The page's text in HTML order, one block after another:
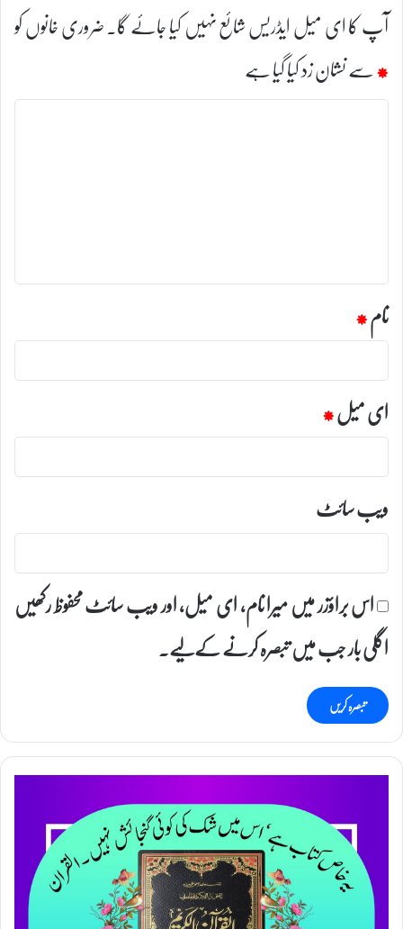
آپ کا ای میل ایڈریس شائع نہیں کیا جائے گا۔ضروری خانوں کو
*سے نشان زد کیا گیا ہے
ت
نام*
ای میل*
ویب‌ سائٹ
اس براؤزر میں میرا نام، ای میل، اور ویب سائٹ محفوظ رکھیں
اگلی بار جب میں تبصرہ کرنے کےلیے۔